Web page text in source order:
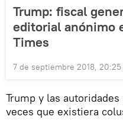
Trump: fiscal
editorial anónimo
Times
7 de septiembre 2018, 20:25
Trump y las
veces que existiera